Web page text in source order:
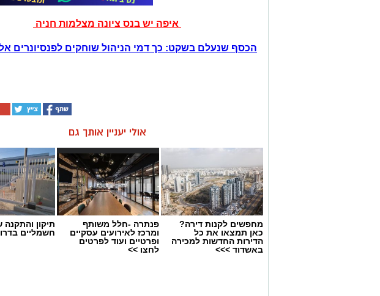
איפה יש בנס ציונה מצלמות חניה
הכסף שנעלם בשקט: כך דמי הניהול שוחקים לפנסיונרים
אולי יעניין אותך גם
מחפשים לקנות דירה?
כאן תמצאו את כל
הדירות החדשות למכירה
באשדוד >>>
פנתרה -חלל משותף
ומרכז לאירועים עסקיים
ופרטיים ועוד לפרטים
לחצו >>
תיקון והתקנה
חשמליים